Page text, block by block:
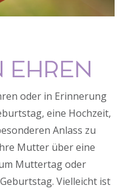
EHREN
oder in Erinnerung
eine Hochzeit,
Anlass zu
Mutter über eine
Muttertag oder
Vielleicht ist